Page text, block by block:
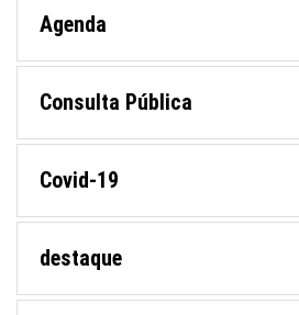
Agenda
Consulta Pública
Covid-19
destaque